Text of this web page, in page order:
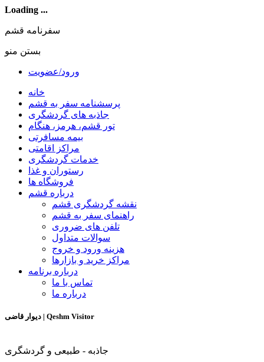
Loading ...
سفرنامه قشم
بستن منو
ورود/عضویت
خانه
پرسشنامه سفر به قشم
جاذبه های گردشگری
تور قشم، هرمز، هنگام
بیمه مسافرتی
مراکز اقامتی
خدمات گردشگری
رستوران و غذا
فروشگاه ها
درباره قشم
نقشه گردشگری قشم
راهنمای سفر به قشم
تلفن های ضروری
سوالات متداول
هزینه ورود و خروج
مراکز خرید و بازارها
درباره برنامه
تماس با ما
درباره ما
دیوار قاضی | Qeshm Visitor
جاذبه - طبیعی و گردشگری